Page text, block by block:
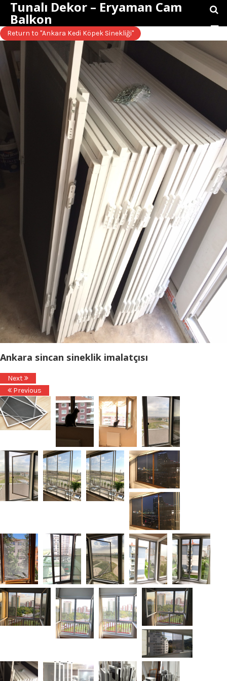
Tunalı Dekor – Eryaman Cam
Balkon
Return to "Ankara Kedi Köpek Sinekliği"
Ankara sincan sineklik imalatçısı
Next
Previous